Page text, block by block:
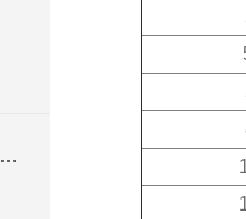
影响马弗炉温度精度的因素有哪些?